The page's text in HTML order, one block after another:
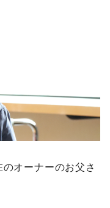
オーナーのお父さ